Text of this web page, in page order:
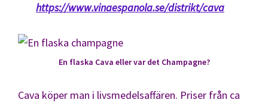
https://www.vinaespanola.se/distrikt/cava
En flaska Cava eller var det Champagne?
Cava köper man i livsmedelsaffären. Priser från ca